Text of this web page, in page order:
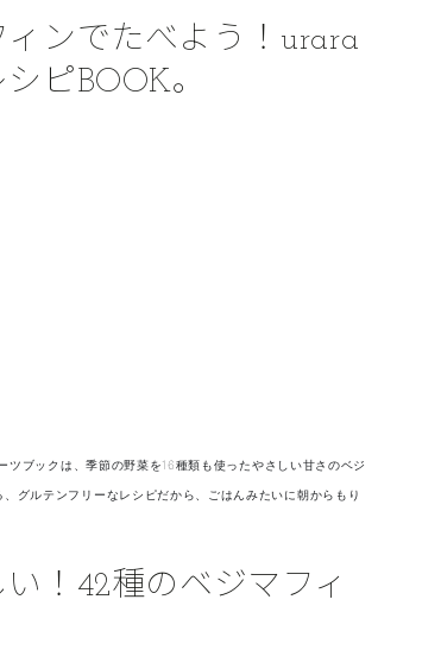
ンでたべよう！urara
ピBOOK。
ツブックは、季節の野菜を16種類も使ったやさしい甘さのベジ
グルテンフリーなレシピだから、ごはんみたいに朝からもり
！42種のベジマフィ